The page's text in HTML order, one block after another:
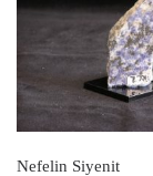
Nefelin Siyenit